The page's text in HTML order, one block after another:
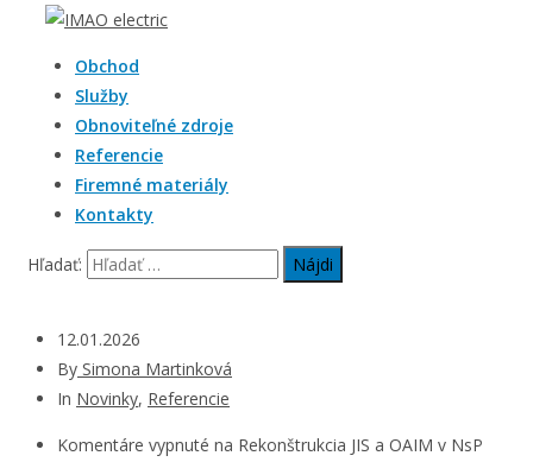
Obchod
Služby
Obnoviteľné zdroje
Referencie
Firemné materiály
Kontakty
Hľadať:
12.01.2026
By Simona Martinková
In Novinky, Referencie
Komentáre vypnuté na Rekonštrukcia JIS a OAIM v NsP